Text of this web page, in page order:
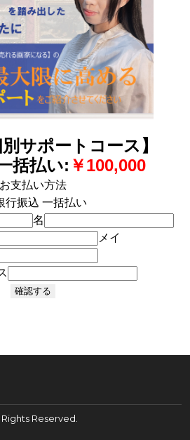
別サポートコース】
括払い: ￥100,000
お支払い方法
行振込 一括払い
名
メイ
Rights Reserved.